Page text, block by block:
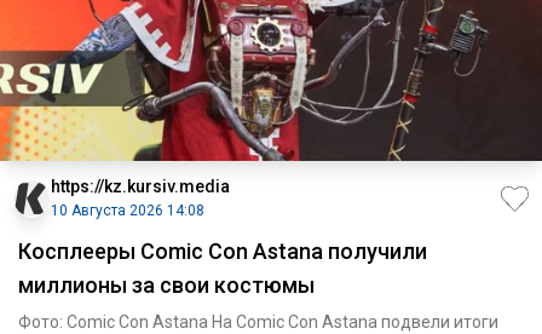
https://kz.kursiv.media
10 Августа 2026 14:08
Косплееры Comic Con Astana получили
миллионы за свои костюмы
Фото: Comic Con Astana На Comic Con Astana подвели итоги